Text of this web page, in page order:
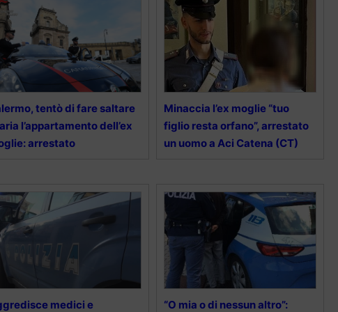
tentò di fare saltare
l’appartamento dell’ex
arrestato
Minaccia l’ex moglie “tuo
figlio resta orfano”, arrestato
un uomo a Aci Catena (CT)
medici e “O mia o di nessun altro”: